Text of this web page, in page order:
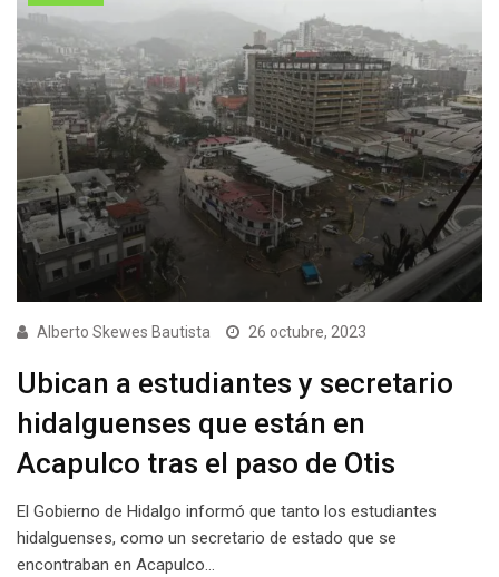
Alberto Skewes Bautista 26 octubre, 2023
Ubican a estudiantes y secretario
hidalguenses que están en
Acapulco tras el paso de Otis
El Gobierno de Hidalgo informó que tanto los estudiantes
hidalguenses, como un secretario de estado que se
encontraban en Acapulco…